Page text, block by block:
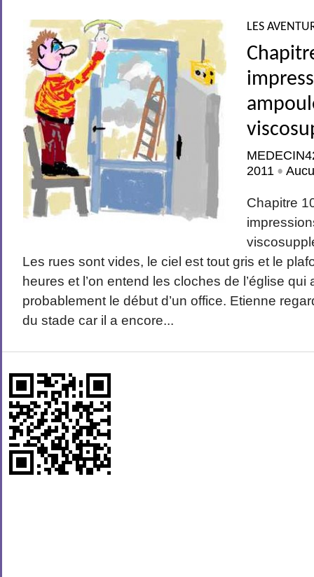
LES
2011 •
Chapitre
Les rues sont vides, le ciel est tout gris et le
heures et l’on entend les cloches de l’église qui
probablement le début d’un office. Etienne
du stade car il a encore...